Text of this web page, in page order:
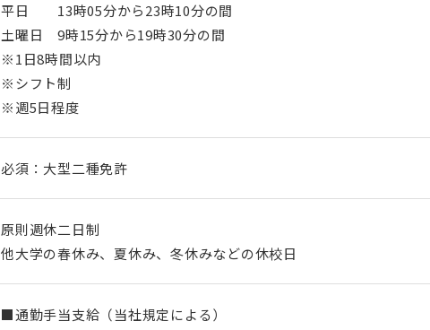
平日 13時05分から23時10分の間
土曜日 9時15分から19時30分の間
※1日8時間以内
※シフト制
※週5日程度
必須：大型二種免許
原則週休二日制
他大学の春休み、夏休み、冬休みなどの休校日
■通勤手当支給（当社規定による）